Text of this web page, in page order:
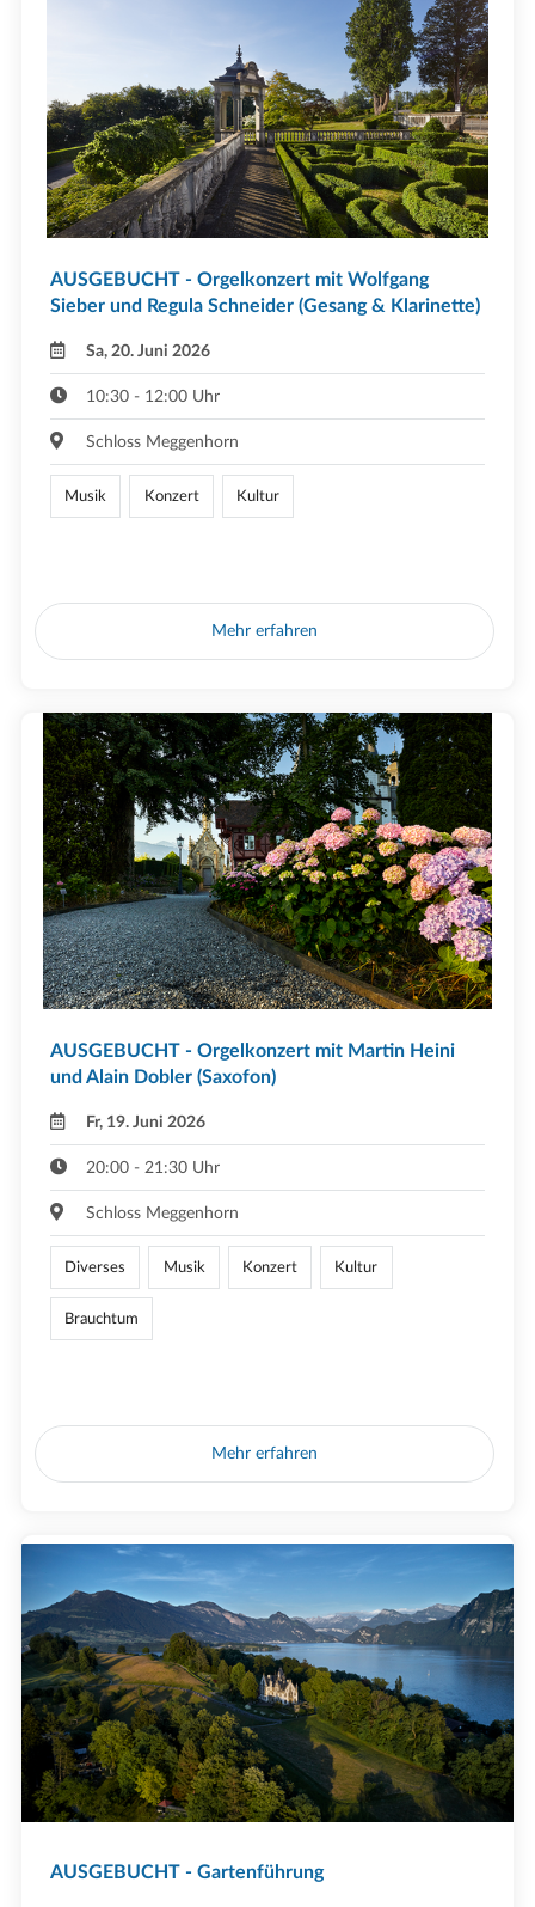
AUSGEBUCHT - Orgelkonzert mit Wolfgang
Sieber und Regula Schneider (Gesang & Klarinette)
Sa, 20. Juni 2026
10:30 - 12:00 Uhr
Schloss Meggenhorn
Musik Konzert Kultur
Mehr erfahren
AUSGEBUCHT - Orgelkonzert mit Martin Heini
und Alain Dobler (Saxofon)
Fr, 19. Juni 2026
20:00 - 21:30 Uhr
Schloss Meggenhorn
Diverses Musik Konzert Kultur
Brauchtum
Mehr erfahren
AUSGEBUCHT - Gartenführung